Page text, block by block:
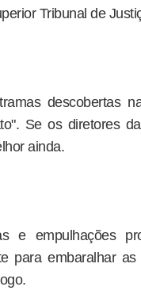
Tribunal de
descobertas
Se os diretores
ainda.
e empulhações
para embaralhar